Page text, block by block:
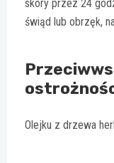
skóry przez 24
świąd lub obrzęk,
Olejku z drzewa